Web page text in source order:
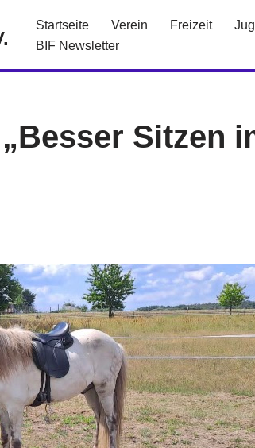
Startseite Verein Freizeit
BIF Newsletter
Sitzen